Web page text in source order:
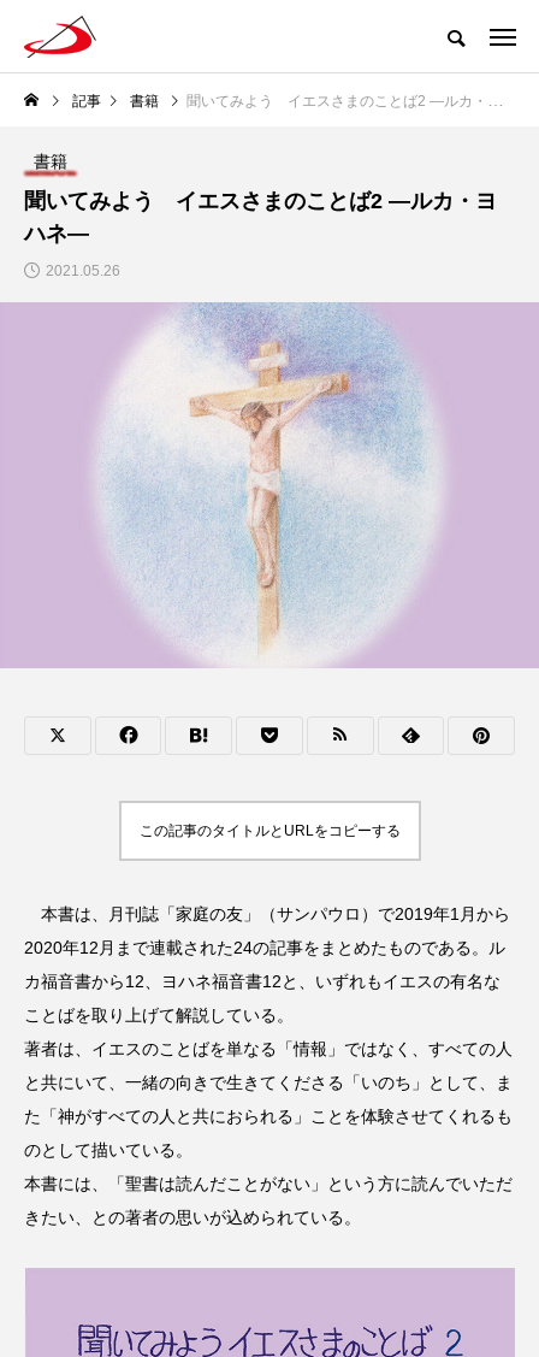
記事 書籍 聞いてみよう イエスさまのことば2 ―ルカ・ヨハネ―
書籍
聞いてみよう イエスさまのことば2 ―ルカ・ヨ
ハネ―
2021.05.26
この記事のタイトルとURLをコピーする
本書は、月刊誌「家庭の友」（サンパウロ）で2019年1月から
2020年12月まで連載された24の記事をまとめたものである。ル
カ福音書から12、ヨハネ福音書12と、いずれもイエスの有名な
ことばを取り上げて解説している。
著者は、イエスのことばを単なる「情報」ではなく、すべての人
と共にいて、一緒の向きで生きてくださる「いのち」として、ま
た「神がすべての人と共におられる」ことを体験させてくれるも
のとして描いている。
本書には、「聖書は読んだことがない」という方に読んでいただ
きたい、との著者の思いが込められている。